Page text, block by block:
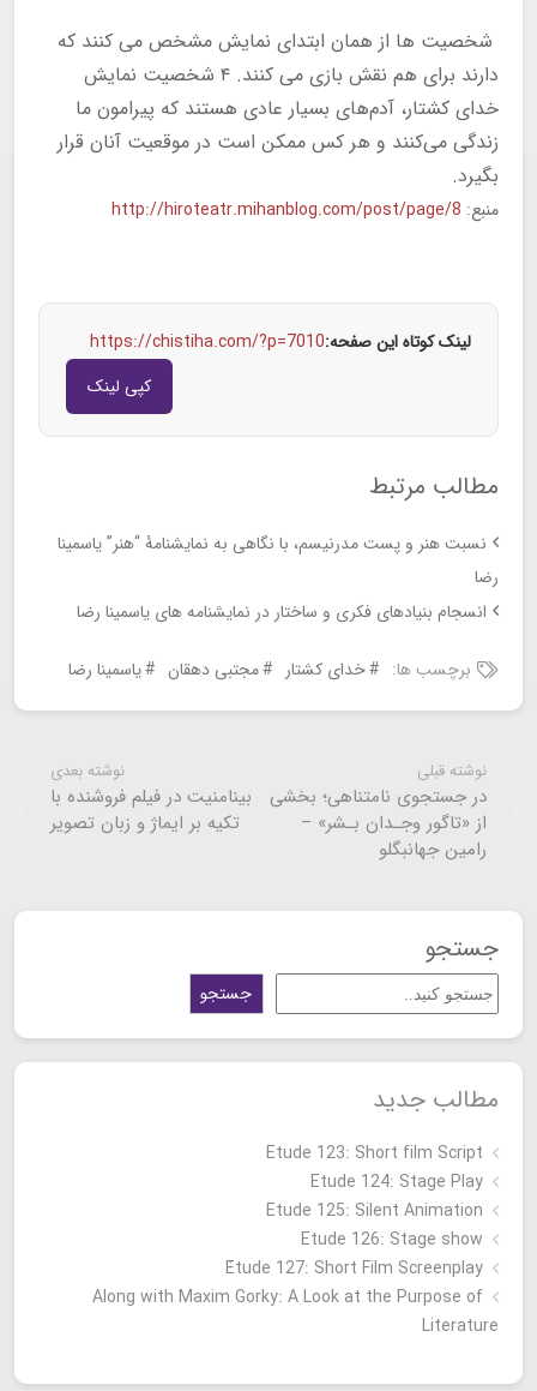
شخصیت ها از همان ابتدای نمایش مشخص می کنند که
دارند برای هم نقش بازی می کنند. ۴ شخصیت نمایش
خدای کشتار، آدم‌های بسیار عادی هستند که پیرامون ما
زندگی می‌کنند و هر کس ممکن است در موقعیت آنان قرار
بگیرد.
منبع: http://hiroteatr.mihanblog.com/post/page/8
لینک کوتاه این صفحه:https://chistiha.com/?p=7010
کپی لینک
مطالب مرتبط
نسبت هنر و پست مدرنیسم، با نگاهی به نمایشنامۀ “هنر” یاسمینا
رضا
انسجام بنیادهای فکری و ساختار در نمایشنامه های یاسمینا رضا
برچسب ها: خدای کشتار مجتبی دهقان یاسمینا رضا
نوشته قبلی
در جستجوی نامتناهی؛ بخشی
از «تاگور وجـدان بـشر‌» –
رامین جهانبگلو
نوشته بعدی
بینامنیت در فیلم فروشنده با
تکیه بر ایماژ و زبان تصویر
جستجو
جستجو
مطالب جدید
Etude 123: Short film Script
Etude 124: Stage Play
Etude 125: Silent Animation
Etude 126: Stage show
Étude 127: Short Film Screenplay
Along with Maxim Gorky: A Look at the Purpose of
Literature